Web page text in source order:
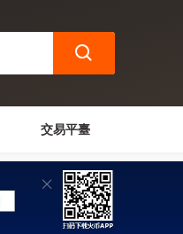
交易平臺